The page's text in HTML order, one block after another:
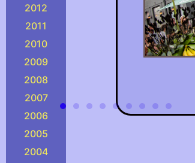
2012
2011
2010
2009
2008
2007
2006
2005
2004